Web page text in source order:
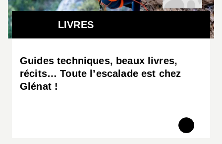
extérieur, tous les terrains et toutes les situations
sont abordés et personne n’a été oublié, des
« pitchouns » aux adultes !
LIVRES
Guides techniques, beaux livres,
récits… Toute l’escalade est chez
Glénat !